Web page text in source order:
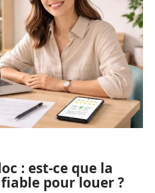
: est-ce que la
pour louer ?